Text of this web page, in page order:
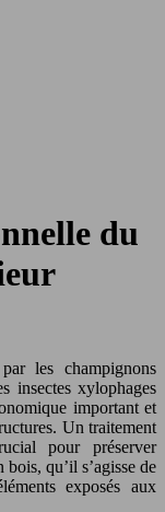
du
les champignons
insectes xylophages
important et
Un traitement
pour préserver
qu’il s’agisse de
exposés aux